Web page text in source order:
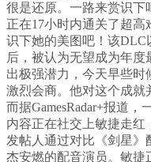
很是还原。一路来赏识下
正在17小时内通关了超高
识下她的美图吧！该
后，被认为无望成为年
出极强潜力，今天早些时
激烈会商。他对这个成就
而据GamesRadar+报道
内容正在社交上敏捷走红
发帖人通过对比《剑星》
杰安燃的配音演员。敏捷